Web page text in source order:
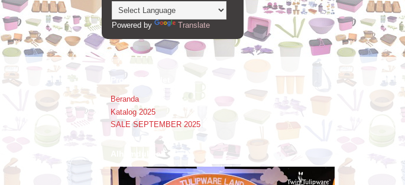
Powered by Translate
Promo Booklet
Beranda
Katalog 2025
SALE SEPTEMBER 2025
Alhamdulillah